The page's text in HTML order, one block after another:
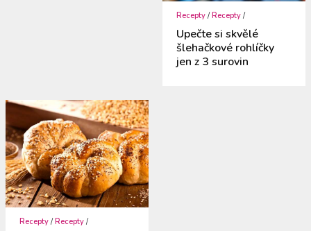
Recepty /Recepty /
Upečte si skvělé
šlehačkové rohlíčky
jen z 3 surovin
Recepty /Recepty /